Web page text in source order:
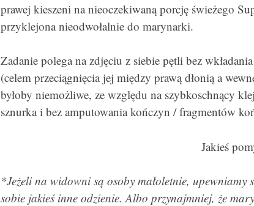
prawej kieszeni na nieoczekiwaną porcję świeżego
przyklejona nieodwołalnie do marynarki.
Zadanie polega na zdjęciu z siebie pętli bez
(celem przeciągnięcia jej między prawą dłonią a
byłoby niemożliwe, ze względu na szybkoschnący
sznurka i bez amputowania kończyn / fragmentów
Jakieś
*Jeżeli na widowni są osoby małoletnie, upewniamy
sobie jakieś inne odzienie. Albo przynajmniej, że